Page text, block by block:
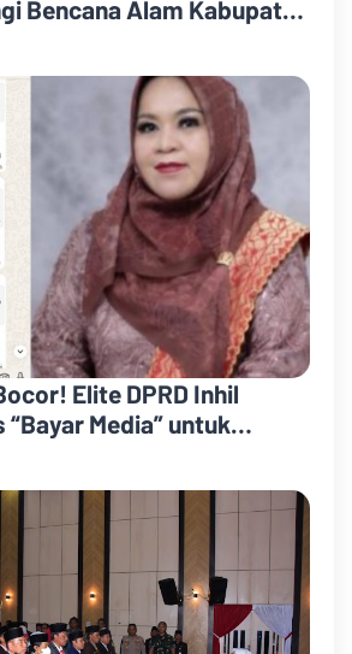
Bencana Alam Kabupaten
Elite DPRD Inhil
“Bayar Media” untuk